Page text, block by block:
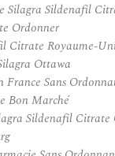
Silagra Sildenafil
Ordonner
Citrate Royaume-
Ottawa
Sans
Bon Marché
Sildenafil Citrate